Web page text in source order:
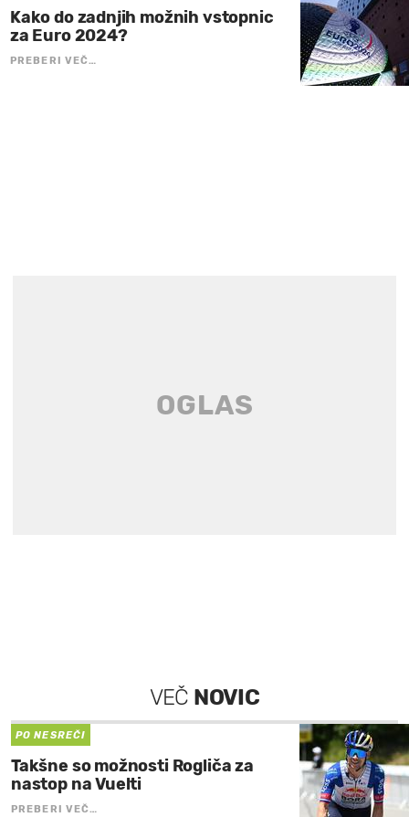
Kako do zadnjih možnih vstopnic
za Euro 2024?
PREBERI VEČ…
VEČ NOVIC
PO NESREČI
Takšne so možnosti Rogliča za
nastop na Vuelti
PREBERI VEČ…